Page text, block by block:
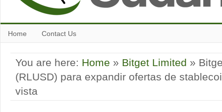
Home Contact Us
You are here: Home » Bitget Limited »
(RLUSD) para expandir ofertas de
vista